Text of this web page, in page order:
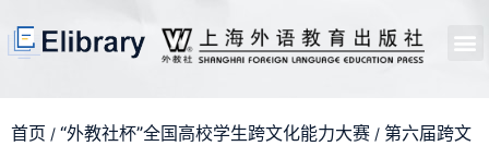
首页 / “外教社杯”全国高校学生跨文化能力大赛 / 第六届跨文